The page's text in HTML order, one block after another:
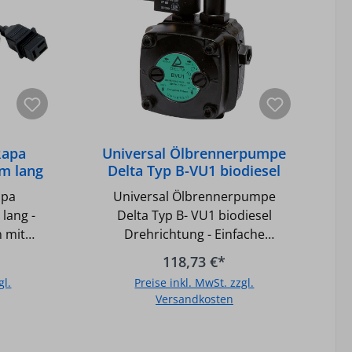
VU
6
(EN
d 8 -
-
-
lang
-
mit
Universal Ölbrennerpumpe
Delta Typ B-VU1 biodiesel
Universal Ölbrennerpumpe
Delta Typ B- VU1 biodiesel
Drehrichtung - Einfache
Drehrichtungsumstellung für
Rechts- und Linkslauf -
Umstellung der Drehrichtung
ohne Öffnen des Deckels nur
118,73 €*
Preise inkl. MwSt. zzgl.
Versandkosten